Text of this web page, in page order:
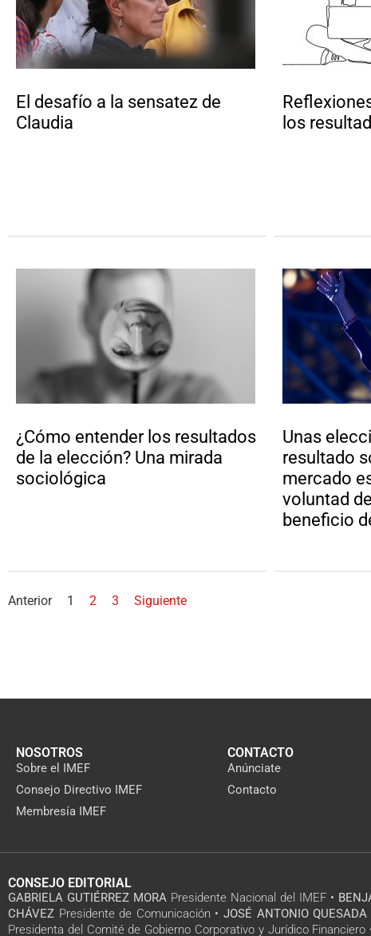
El desafío a la sensatez de
Claudia
los
¿Cómo entender los resultados
de la elección? Una mirada
sociológica
Unas
resultado
mercado
voluntad
beneficio
Anterior 1 2 3 Siguiente
NOSOTROS
Sobre el IMEF
Consejo Directivo IMEF
Membresía IMEF
CONTACTO
Anúnciate
Contacto
CONSEJO EDITORIAL
GABRIELA GUTIÉRREZ MORA Presidente Nacional del IMEF •
CHÁVEZ Presidente de Comunicación • JOSÉ ANTONIO QUESADA
Presidenta del Comité de Gobierno Corporativo y Jurídico Financiero